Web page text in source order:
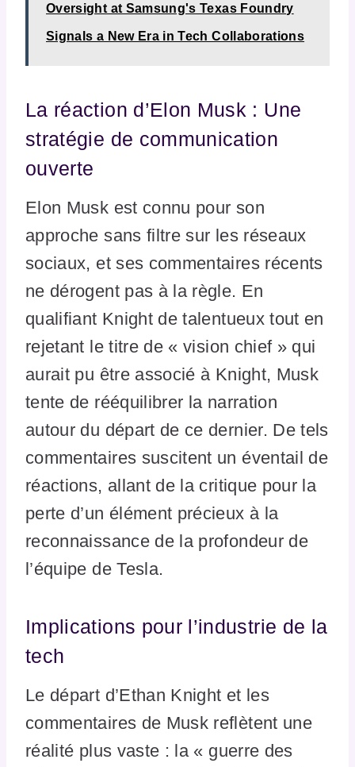
Oversight at Samsung's Texas Foundry
Signals a New Era in Tech Collaborations
La réaction d’Elon Musk : Une
stratégie de communication
ouverte
Elon Musk est connu pour son
approche sans filtre sur les réseaux
sociaux, et ses commentaires récents
ne dérogent pas à la règle. En
qualifiant Knight de talentueux tout en
rejetant le titre de « vision chief » qui
aurait pu être associé à Knight, Musk
tente de rééquilibrer la narration
autour du départ de ce dernier. De tels
commentaires suscitent un éventail de
réactions, allant de la critique pour la
perte d’un élément précieux à la
reconnaissance de la profondeur de
l’équipe de Tesla.
Implications pour l’industrie de la
tech
Le départ d’Ethan Knight et les
commentaires de Musk reflètent une
réalité plus vaste : la « guerre des